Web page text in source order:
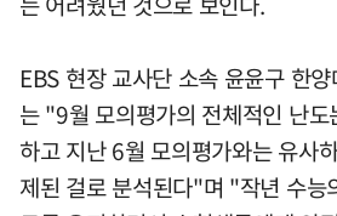
EBS 현장 교사단 소속 윤윤구 한
는 "9월 모의평가의 전체적인 난
하고 지난 6월 모의평가와는 유사
제된 걸로 분석된다"며 "작년 수능